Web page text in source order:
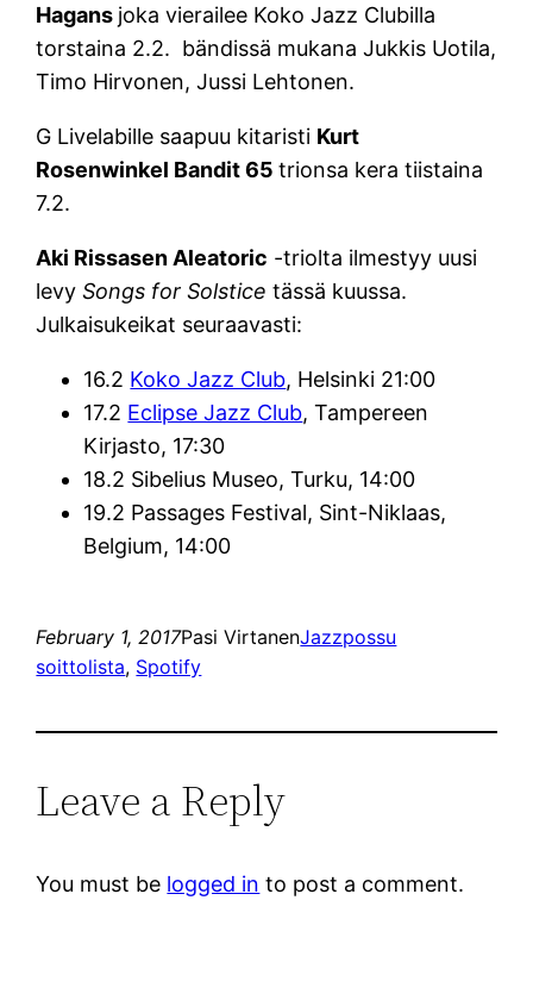
Hagans joka vierailee Koko Jazz Clubilla
torstaina 2.2. bändissä mukana Jukkis Uotila,
Timo Hirvonen, Jussi Lehtonen.
G Livelabille saapuu kitaristi Kurt
Rosenwinkel Bandit 65trionsa kera tiistaina
7.2.
Aki Rissasen Aleatoric -triolta ilmestyy uusi
levySongs for Solstice tässä kuussa.
Julkaisukeikat seuraavasti:
16.2 Koko Jazz Club, Helsinki 21:00
17.2 Eclipse Jazz Club, Tampereen
Kirjasto, 17:30
18.2 Sibelius Museo, Turku, 14:00
19.2 Passages Festival, Sint-Niklaas,
Belgium, 14:00
February 1, 2017Pasi VirtanenJazzpossu
soittolista, Spotify
Leave a Reply
You must be logged in to post a comment.